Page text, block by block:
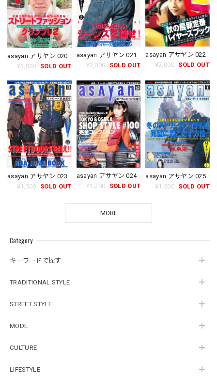
Category
キーワードで探す
TRADITIONAL STYLE
STREET STYLE
MODE
CULTURE
LIFESTYLE
asayan アサヤン 020
¥3,000
SOLD OUT
asayan アサヤン 021
¥2,000
SOLD OUT
asayan アサヤン 022
¥2,000 SOLD OUT
asayan アサヤン 023
¥1,500
SOLD OUT
asayan アサヤン 024
¥1,200
SOLD OUT
asayan アサヤン 025
¥1,500 SOLD OUT
MORE